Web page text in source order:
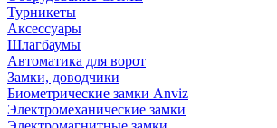
Турникеты
Аксессуары
Шлагбаумы
Автоматика для ворот
Замки, доводчики
Биометрические замки Anviz
Электромеханические замки